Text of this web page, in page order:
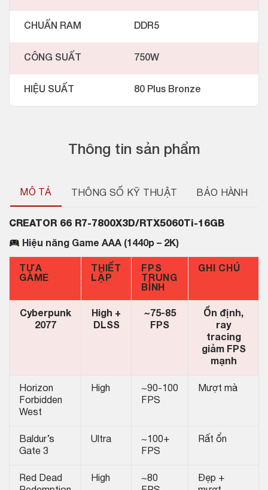
Thông tin sản phẩm
MÔ TẢ THÔNG SỐ KỸ THUẬT BẢO HÀNH
CREATOR 66 R7-7800X3D/RTX5060Ti-16GB
Hiệu năng Game AAA (1440p – 2K)
TỰA
GAME
THIẾT
LẬP
FPS
TRUNG
BÌNH
GHI CHÚ
Cyberpunk
2077
High +
DLSS
~75-85
FPS
Ổn định,
ray
tracing
giảm FPS
mạnh
Horizon
Forbidden
West
High
~90-100
FPS
Mượt mà
Baldur’s
Gate 3
Ultra
~100+
FPS
Rất ổn
Red Dead
High
~80
Đẹp +
CHUẨN RAM DDR5
CÔNG SUẤT 750W
HIỆU SUẤT 80 Plus Bronze